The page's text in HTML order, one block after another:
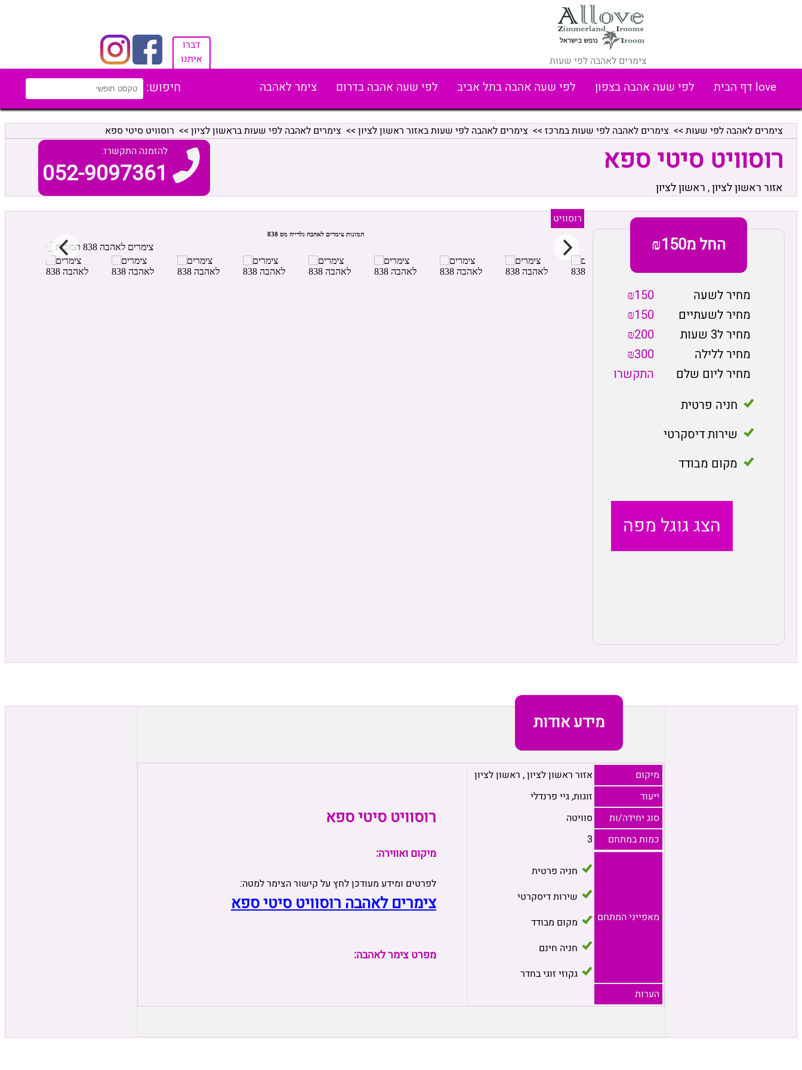
צימרים לאהבה לפי שעות
דברו
איתנו
love דף הבית לפי שעה אהבה בצפון לפי שעה אהבה בתל אביב לפי שעה אהבה בדרום צימר לאהבה חיפוש:
צימרים לאהבה לפי שעות >> צימרים לאהבה לפי שעות במרכז >> צימרים לאהבה לפי שעות באזור ראשון לציון >> צימרים לאהבה לפי שעות בראשון לציון >> רוסוויט סיטי ספא
רוסוויט סיטי ספא
אזור ראשון לציון, ראשון לציון
להזמנה התקשרו:
052-9097361
החל מ₪150
מחיר לשעה
₪150
מחיר לשעתיים
₪150
מחיר ל3 שעות
₪200
מחיר ללילה
₪300
מחיר ליום שלם
התקשרו
חניה פרטית
שירות דיסקרטי
מקום מבודד
הצג גוגל מפה
רוסוויט
מידע אודות
מיקום אזור ראשון לציון, ראשון לציון
ייעוד
זוגות, גיי פרנדלי
סוג יחידה/ות
סוויטה
כמות במתחם
3
מאפייני המתחם
חניה פרטית
שירות דיסקרטי
מקום מבודד
חניה חינם
גקוזי זוגי בחדר
הערות
רוסוויט סיטי ספא
מיקום ואווירה:
לפרטים ומידע מעודכן לחץ על קישור הצימר למטה:
צימרים לאהבה רוסוויט סיטי ספא
מפרט צימר לאהבה: